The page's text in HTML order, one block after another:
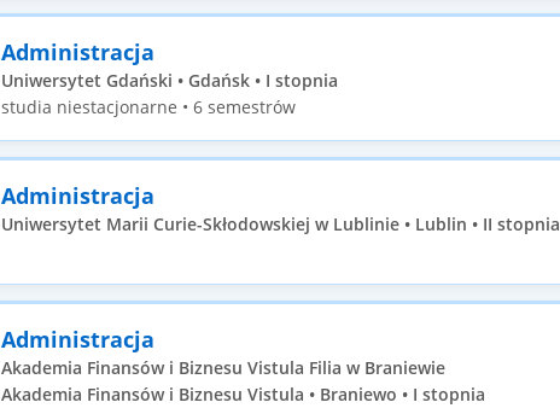
Administracja
Uniwersytet Gdański • Gdańsk • I stopnia
studia niestacjonarne • 6 semestrów
Administracja
Uniwersytet Marii Curie-Skłodowskiej w Lublinie • Lublin • II stopnia
Administracja
Akademia Finansów i Biznesu Vistula Filia w Braniewie
Akademia Finansów i Biznesu Vistula • Braniewo • I stopnia